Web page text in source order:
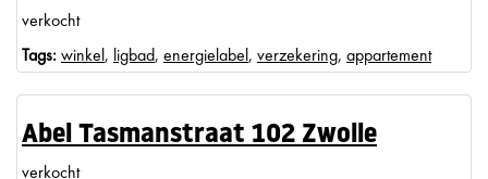
verkocht
Tags:winkel, ligbad, energielabel, verzekering, appartement
Abel Tasmanstraat 102 Zwolle
verkocht